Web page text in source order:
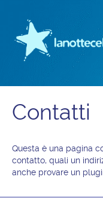
Contatti
Questa è una pagina
contatto, quali un
anche provare un